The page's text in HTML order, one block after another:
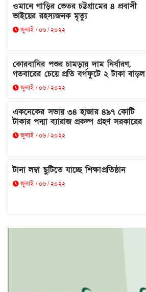
ওমানে গাড়ির ভেতর চট্টগ্রামের ৪ প্রবাসী
ভাইয়ের রহস্যজনক মৃত্যু
জুলাই / ০৬ / ২০২২
কোরবানির পশুর চামড়ার দাম নির্ধারণ,
গতবারের চেয়ে প্রতি বর্গফুটে ২ টাকা বাড়ল
জুলাই / ০৬ / ২০২২
একনেকের সভায় ৩৪ হাজার ৪৯৭ কোটি
টাকার পদ্মা ব্যারাজ প্রকল্প গ্রহণ সরকারের
জুলাই / ০৬ / ২০২২
টানা লম্বা ছুটিতে যাচ্ছে শিক্ষাপ্রতিষ্ঠান
জুলাই / ০৬ / ২০২২